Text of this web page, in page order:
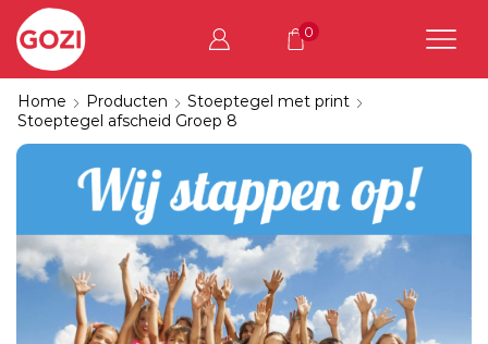
0
Home Producten
Stoeptegel met print
Stoeptegel afscheid Groep 8